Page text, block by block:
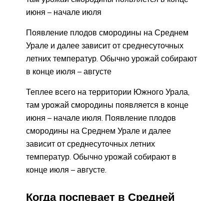
июня – начале июля
Появление плодов смородины на Среднем
Урале и далее зависит от среднесуточных
летних температур. Обычно урожай собирают
в конце июля – августе
Теплее всего на территории Южного Урала,
там урожай смородины появляется в конце
июня – начале июля. Появление плодов
смородины на Среднем Урале и далее
зависит от среднесуточных летних
температур. Обычно урожай собирают в
конце июля – августе.
Когда поспевает в Средней